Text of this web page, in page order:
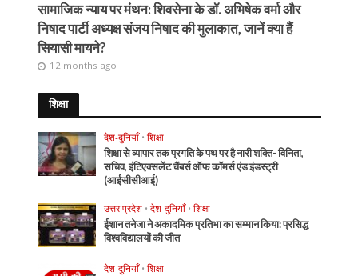
सामाजिक न्याय पर मंथन: शिवसेना के डॉ. अभिषेक वर्मा और
निषाद पार्टी अध्यक्ष संजय निषाद की मुलाकात, जानें क्या हैं
सियासी मायने?
12 months ago
शिक्षा
देश-दुनियाँ • शिक्षा
शिक्षा से व्यापार तक प्रगति के पथ पर है नारी शक्ति- विनिता,
सचिव, इंटिएक्सलेंट चैंबर्स ऑफ कॉमर्स एंड इंडस्ट्री
(आईसीसीआई)
उत्तर प्रदेश • देश-दुनियाँ • शिक्षा
ईशान तनेजा ने अकादमिक प्रतिभा का सम्मान किया: प्रसिद्ध
विश्वविद्यालयों की जीत
देश-दुनियाँ • शिक्षा